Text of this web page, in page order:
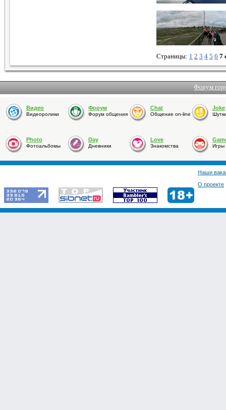
Страницы: 1 2 3 4 5 6 7
Форум
Видео
Видеоролики
Форум
Форум общения
Chat
Общение on-line
Joke
Photo
Фотоальбомы
Day
Дневники
Love
Знакомства Игры
Наши
О проекте